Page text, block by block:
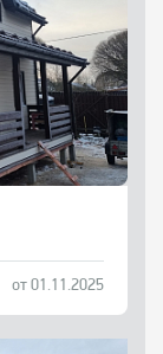
от 01.11.2025